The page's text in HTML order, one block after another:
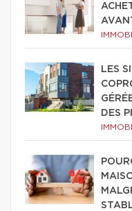
LES
DES